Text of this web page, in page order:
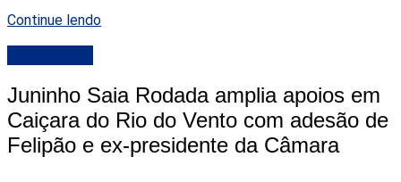
Continue lendo
Juninho Saia Rodada amplia apoios em
Caiçara do Rio do Vento com adesão de
Felipão e ex-presidente da Câmara